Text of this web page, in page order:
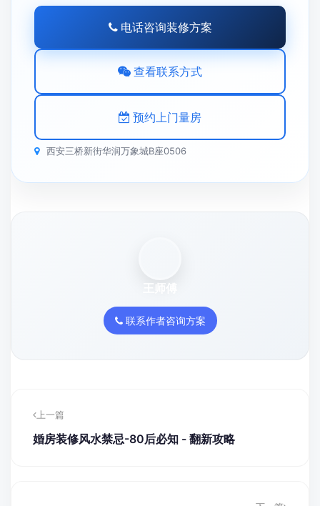
电话咨询装修方案
查看联系方式
预约上门量房
西安三桥新街华润万象城B座0506
王师傅
联系作者咨询方案
上一篇
婚房装修风水禁忌-80后必知 - 翻新攻略